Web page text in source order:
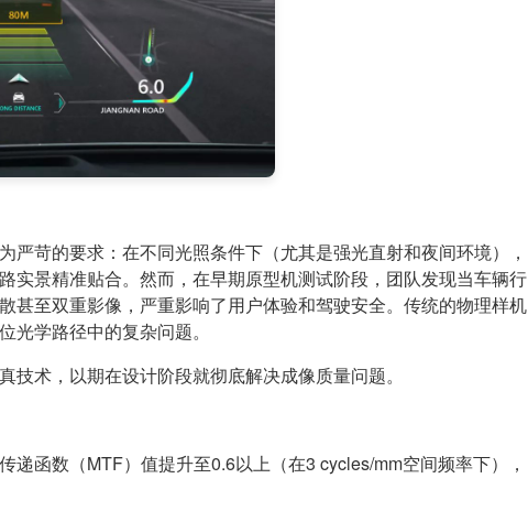
苛的要求：在不同光照条件下（尤其是强光直射和夜间环境），
实景精准贴合。然而，在早期原型机测试阶段，团队发现当车辆行
至双重影像，严重影响了用户体验和驾驶安全。传统的物理样机
学路径中的复杂问题。
术，以期在设计阶段就彻底解决成像质量问题。
函数（MTF）值提升至0.6以上（在3 cycles/mm空间频率下），